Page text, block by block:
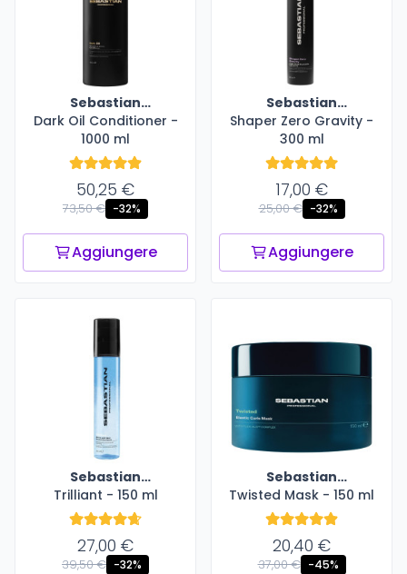
Sebastian
Professional
Dark Oil Conditioner -
1000 ml
50,25 €
73,50 € -32%
Aggiungere
Sebastian
Professional
Shaper Zero Gravity -
300 ml
17,00 €
25,00 € -32%
Aggiungere
Sebastian
Professional
Trilliant - 150 ml
27,00 €
39,50 € -32%
Sebastian
Professional
Twisted Mask - 150 ml
20,40 €
37,00 € -45%